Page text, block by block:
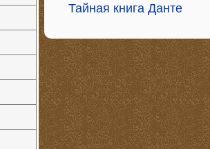
Тайная книга Данте